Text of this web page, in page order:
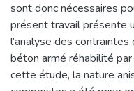
sont donc nécessaires
présent travail présente
l’analyse des
béton armé réhabilité
cette étude, la nature